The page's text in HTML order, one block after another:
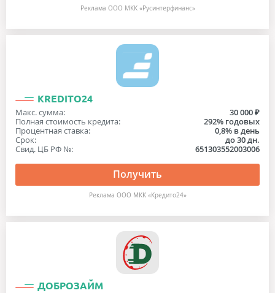
Реклама ООО МКК «Русинтерфинанс»
KREDITO24
Макс. сумма:
30 000 ₽
Полная стоимость кредита:
292% годовых
Процентная ставка:
0,8% в день
Срок:
до 30 дн.
Свид. ЦБ РФ №:
651303552003006
Получить
Реклама ООО МКК «Кредито24»
ДОБРОЗАЙМ